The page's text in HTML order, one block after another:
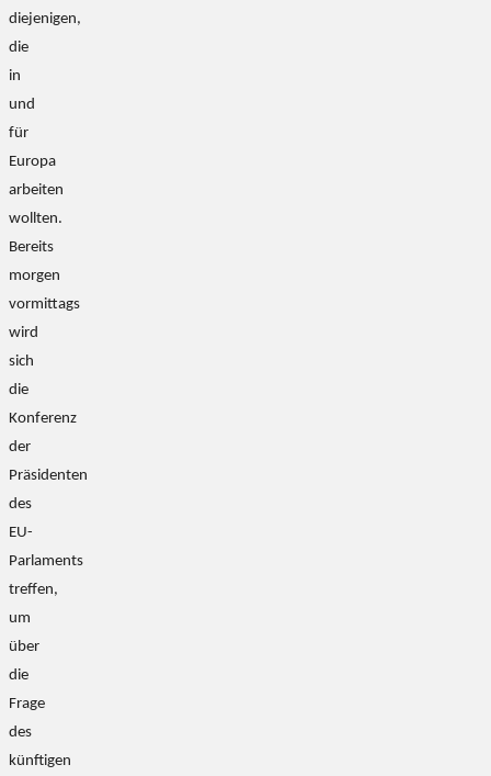
diejenigen,
die
in
und
für
Europa
arbeiten
wollten.
Bereits
morgen
vormittags
wird
sich
die
Konferenz
der
Präsidenten
des
EU-
Parlaments
treffen,
um
über
die
Frage
des
künftigen